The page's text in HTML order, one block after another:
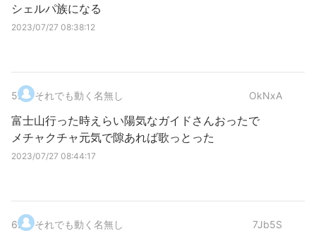
シェルパ族になる
2023/07/27 08:38:12
5. それでも動く名無し OkNxA
富士山行った時えらい陽気なガイドさんおったで
メチャクチャ元気で隙あれば歌っとった
2023/07/27 08:44:17
6. それでも動く名無し 7Jb5S